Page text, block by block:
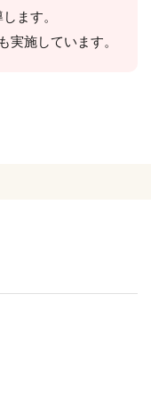
ます。
実施しています。